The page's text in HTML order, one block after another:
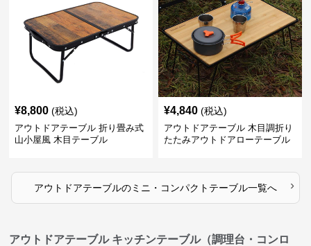
¥8,800 (税込)
アウトドアテーブル 折り畳み式
山小屋風 木目テーブル
¥4,840 (税込)
アウトドアテーブル 木目調折り
たたみアウトドアローテーブル
アウトドアテーブルのミニ・コンパクトテーブル一覧へ ›
アウトドアテーブル キッチンテーブル（調理台・コンロ